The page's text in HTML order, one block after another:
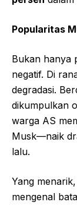
Popularitas
Bukan hanya
negatif. Di
degradasi.
dikumpulkan
warga AS
Musk—naik
lalu.
Yang
mengenal